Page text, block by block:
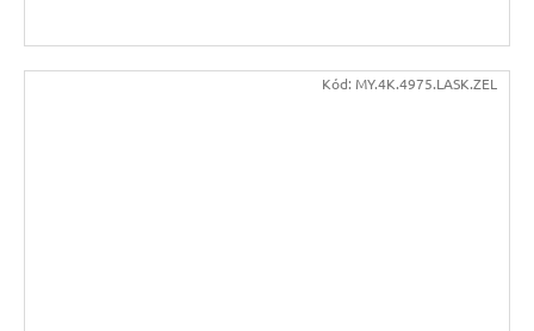
Kód: MY.4K.4975.LASK.ZEL